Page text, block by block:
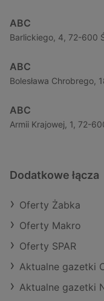
ABC
Barlickiego, 4, 72-600
ABC
Bolesława Chrobrego,
ABC
Armii Krajowej, 1, 72-
Dodatkowe łącza
Oferty Żabka
Oferty Makro
Oferty SPAR
Aktualne gazetki
Aktualne gazetki